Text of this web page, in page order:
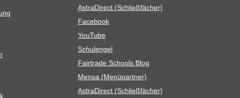
Astra­Di­rect (Schließ­fä­cher)
Face­book
You­Tube
Schul­en­gel
Fair­trade Schools Blog
Mensa (Menü­part­ner)
Astra­Di­rect (Schließ­fä­cher)